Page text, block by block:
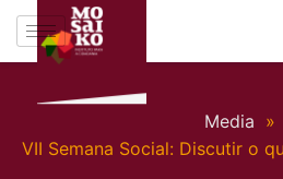
Media »
VII Semana Social: Discutir o